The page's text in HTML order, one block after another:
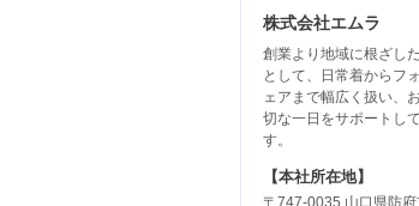
株式会社エムラ
創業より地域に根ざし
として、日常着からフ
ェアまで幅広く扱い、
切な一日をサポートし
す。
【本社所在地】
〒747-0035 山口県防